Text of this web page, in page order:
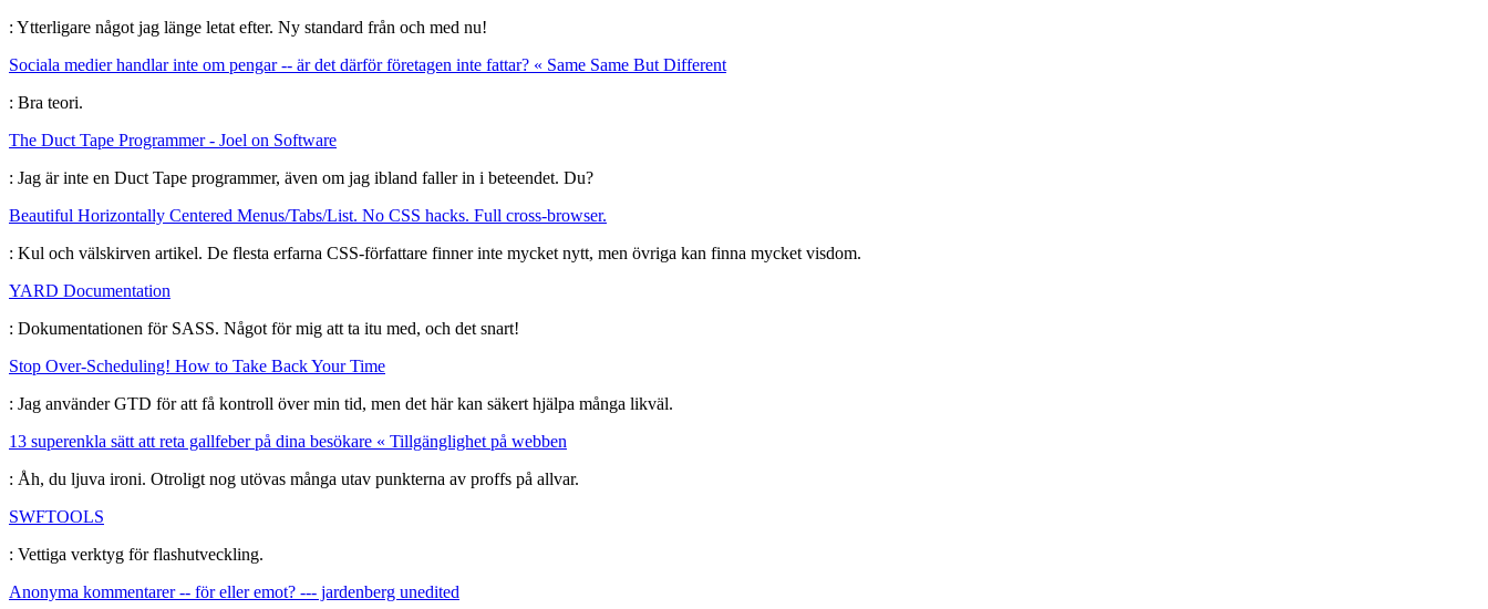
: Ytterligare något jag länge letat efter. Ny standard från och med nu!
Sociala medier handlar inte om pengar -- är det därför företagen inte fattar? « Same Same But Different
: Bra teori.
The Duct Tape Programmer - Joel on Software
: Jag är inte en Duct Tape programmer, även om jag ibland faller in i beteendet. Du?
Beautiful Horizontally Centered Menus/Tabs/List. No CSS hacks. Full cross-browser.
: Kul och välskirven artikel. De flesta erfarna CSS-författare finner inte mycket nytt, men övriga kan finna mycket visdom.
YARD Documentation
: Dokumentationen för SASS. Något för mig att ta itu med, och det snart!
Stop Over-Scheduling! How to Take Back Your Time
: Jag använder GTD för att få kontroll över min tid, men det här kan säkert hjälpa många likväl.
13 superenkla sätt att reta gallfeber på dina besökare « Tillgänglighet på webben
: Åh, du ljuva ironi. Otroligt nog utövas många utav punkterna av proffs på allvar.
SWFTOOLS
: Vettiga verktyg för flashutveckling.
Anonyma kommentarer -- för eller emot? --- jardenberg unedited